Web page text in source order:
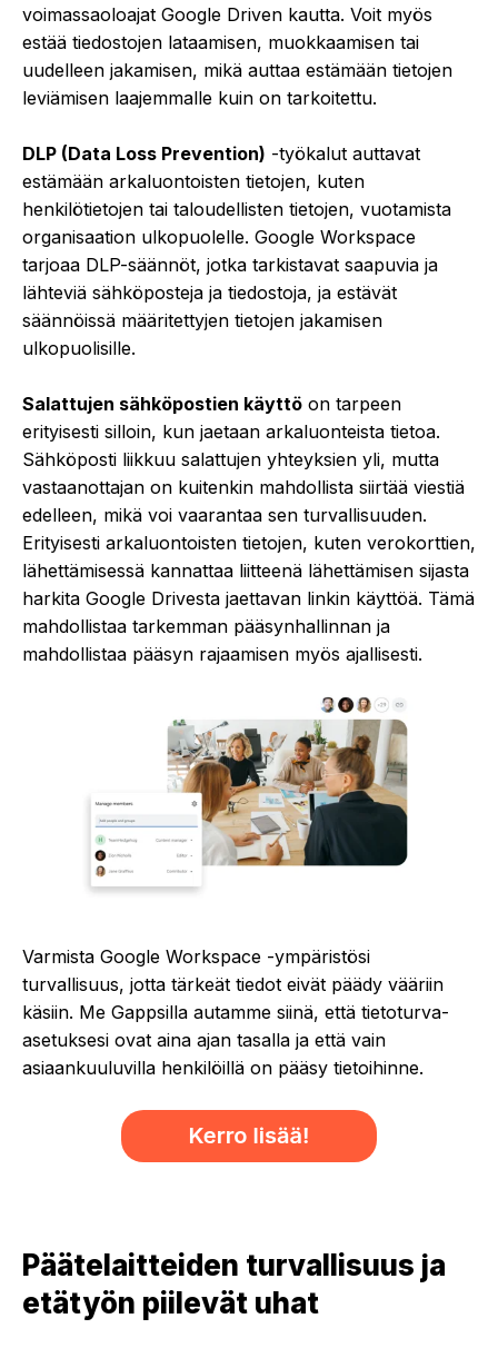
voimassaoloajat Google Driven kautta. Voit myös
estää tiedostojen lataamisen, muokkaamisen tai
uudelleen jakamisen, mikä auttaa estämään tietojen
leviämisen laajemmalle kuin on tarkoitettu.
DLP (Data Loss Prevention) -työkalut auttavat
estämään arkaluontoisten tietojen, kuten
henkilötietojen tai taloudellisten tietojen, vuotamista
organisaation ulkopuolelle. Google Workspace
tarjoaa DLP-säännöt, jotka tarkistavat saapuvia ja
lähteviä sähköposteja ja tiedostoja, ja estävät
säännöissä määritettyjen tietojen jakamisen
ulkopuolisille.
Salattujen sähköpostien käyttö on tarpeen
erityisesti silloin, kun jaetaan arkaluonteista tietoa.
Sähköposti liikkuu salattujen yhteyksien yli, mutta
vastaanottajan on kuitenkin mahdollista siirtää viestiä
edelleen, mikä voi vaarantaa sen turvallisuuden.
Erityisesti arkaluontoisten tietojen, kuten verokorttien,
lähettämisessä kannattaa liitteenä lähettämisen sijasta
harkita Google Drivesta jaettavan linkin käyttöä. Tämä
mahdollistaa tarkemman pääsynhallinnan ja
mahdollistaa pääsyn rajaamisen myös ajallisesti.
Varmista Google Workspace -ympäristösi
turvallisuus, jotta tärkeät tiedot eivät päädy vääriin
käsiin. Me Gappsilla autamme siinä, että tietoturva-
asetuksesi ovat aina ajan tasalla ja että vain
asiaankuuluvilla henkilöillä on pääsy tietoihinne.
Päätelaitteiden turvallisuus ja
etätyön piilevät uhat